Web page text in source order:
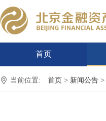
首页
当前位置: 首页 > 新闻公告 >